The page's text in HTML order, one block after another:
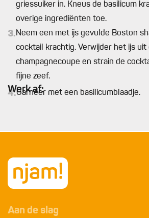
griessuiker in. Kneus de basilicum
overige ingrediënten toe.
3.Neem een met ijs gevulde Boston
cocktail krachtig. Verwijder het ijs uit
champagnecoupe en strain de
fijne zeef.
Werk af:
4.Garneer met een basilicumblaadje.
Aan de slag